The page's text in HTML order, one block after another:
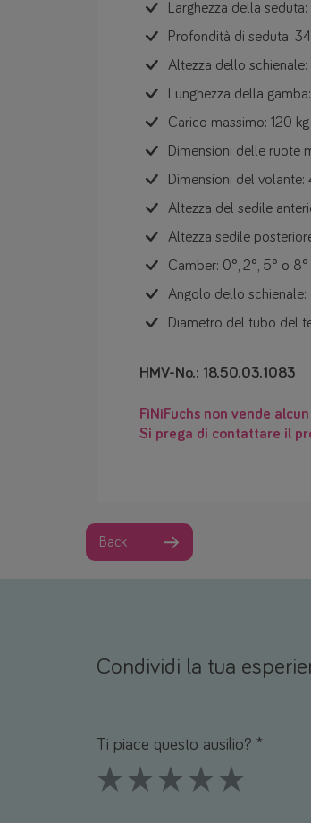
Larghezza della
Profondità di seduta:
Altezza dello
Lunghezza della
Carico massimo: 120 kg
Dimensioni delle ruote
Dimensioni del volante:
Altezza del sedile
Altezza sedile
Camber: 0°, 2°, 5° o 8°
Angolo dello schienale:
Diametro del tubo del
HMV-No.: 18.50.03.1083
FiNiFuchs non vende
Si prega di contattare il
Back
Condividi la tua
Ti piace questo ausilio? *